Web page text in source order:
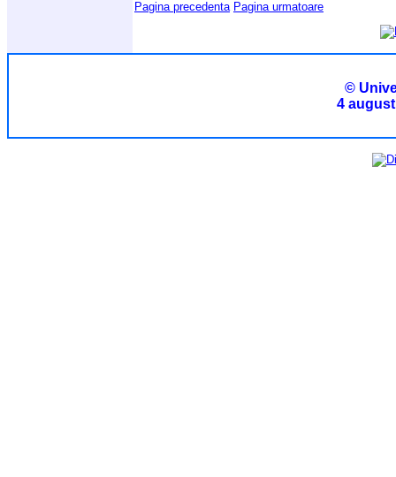
Pagina precedenta Pagina urmatoare
©
4